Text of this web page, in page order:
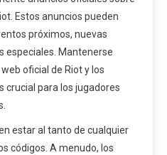
Estos anuncios pueden
próximos, nuevas
especiales. Mantenerse
oficial de Riot y los
crucial para los jugadores
estar al tanto de cualquier
códigos. A menudo, los